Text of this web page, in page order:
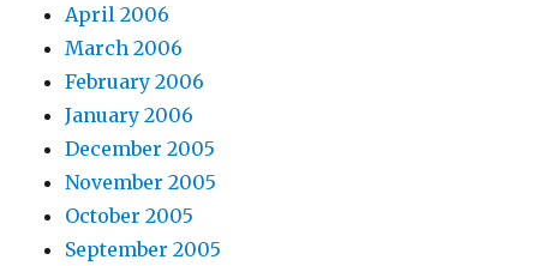
April 2006
March 2006
February 2006
January 2006
December 2005
November 2005
October 2005
September 2005